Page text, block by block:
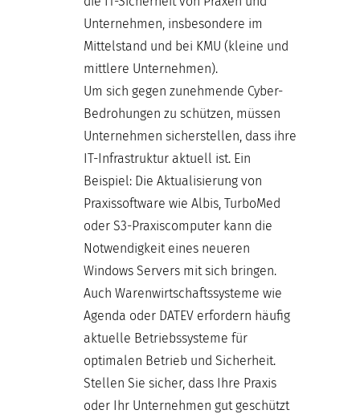
Unternehmen, insbesondere im
Mittelstand und bei KMU (kleine und
mittlere Unternehmen).
Um sich gegen zunehmende Cyber-
Bedrohungen zu schützen, müssen
Unternehmen sicherstellen, dass ihre
IT-Infrastruktur aktuell ist. Ein
Beispiel: Die Aktualisierung von
Praxissoftware wie Albis, TurboMed
oder S3-Praxiscomputer kann die
Notwendigkeit eines neueren
Windows Servers mit sich bringen.
Auch Warenwirtschaftssysteme wie
Agenda oder DATEV erfordern häufig
aktuelle Betriebssysteme für
optimalen Betrieb und Sicherheit.
Stellen Sie sicher, dass Ihre Praxis
oder Ihr Unternehmen gut geschützt